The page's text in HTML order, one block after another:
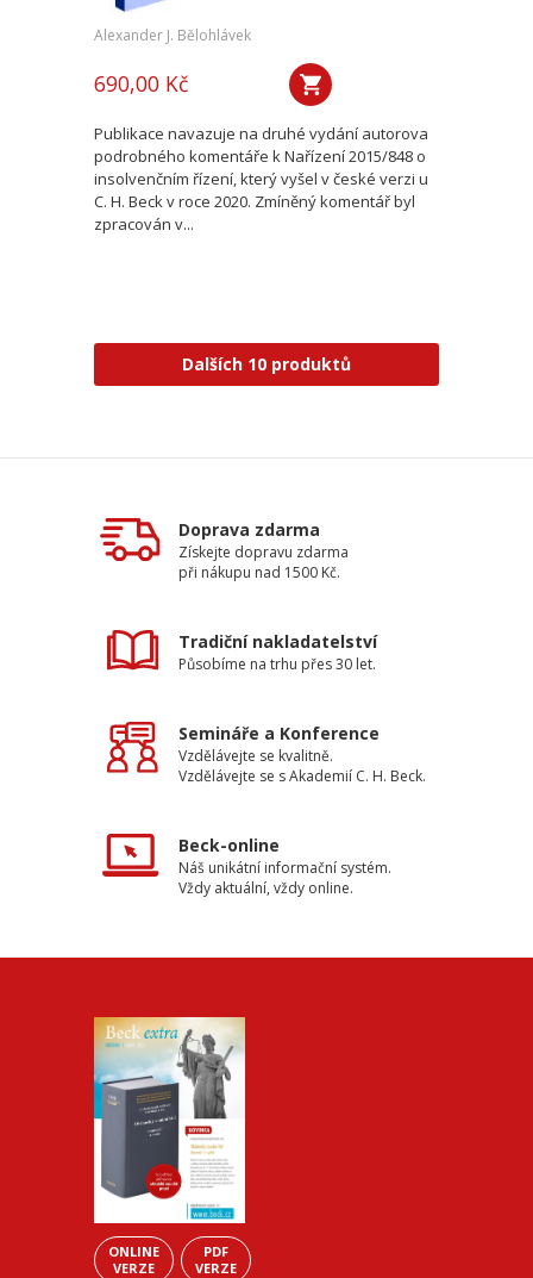
Alexander J. Bělohlávek
690,00 Kč
Publikace navazuje na druhé vydání autorova
podrobného komentáře k Nařízení 2015/848 o
insolvenčním řízení, který vyšel v české verzi u
C. H. Beck v roce 2020. Zmíněný komentář byl
zpracován v...
Dalších 10 produktů
Doprava zdarma
Získejte dopravu zdarma
při nákupu nad 1500 Kč.
Tradiční nakladatelství
Působíme na trhu přes 30 let.
Semináře a Konference
Vzdělávejte se kvalitně.
Vzdělávejte se s Akademií C. H. Beck.
Beck-online
Náš unikátní informační systém.
Vždy aktuální, vždy online.
ONLINE
VERZE
PDF
VERZE